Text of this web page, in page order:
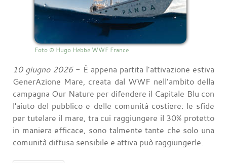
Foto © Hugo Hebbe WWF France
10 giugno 2026- È appena partita l’attivazione estiva
GenerAzione Mare, creata dal WWF nell’ambito della
campagna Our Nature per difendere il Capitale Blu con
l'aiuto del pubblico e delle comunità costiere: le sfide
per tutelare il mare, tra cui raggiungere il 30% protetto
in maniera efficace, sono talmente tante che solo una
comunità diffusa sensibile e attiva può raggiungerle.